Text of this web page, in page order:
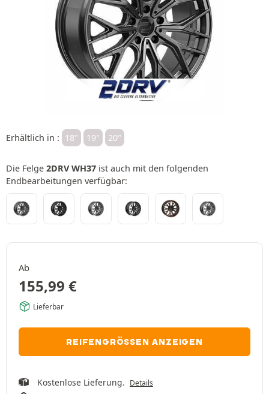
Erhältlich in : 18" 19" 20"
Die Felge 2DRV WH37 ist auch mit den folgenden
Endbearbeitungen verfügbar:
Ab
155,99 €
Lieferbar
REIFENGRÖSSEN ANZEIGEN
Kostenlose Lieferung. Details